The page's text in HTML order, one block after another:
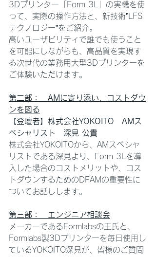
3Dプリンター「Form 3L」の実機を使
って、実際の操作方法と、新技術”LFS
テクノロジー”をご紹介。
高いユーザビリティで誰でも使うこと
を可能にしながらも、高品質を実現す
る次世代の業務用大型3Dプリンターを
ご体験いただけます。
第二部：　AMに寄り添い、コストダウ
ンを図る
【登壇者】株式会社YOKOITO　AMス
ペシャリスト　深見 公貴
株式会社YOKOITOから、AMスペシャ
リストである深見より、Form 3Lを導
入した場合のコストメリットや、コス
トダウンするためのDFAMの重要性に
ついてお話しします。
第三部：　エンジニア相談会
メーカーであるFormlabsの王氏と、
Formlabs製3Dプリンターを毎日使用し
ているYOKOITO深見が、皆様のご質問